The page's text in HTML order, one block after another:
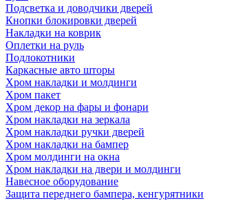
Подсветка и доводчики дверей
Кнопки блокировки дверей
Накладки на коврик
Оплетки на руль
Подлокотники
Каркасные авто шторы
Хром накладки и молдинги
Хром пакет
Хром декор на фары и фонари
Хром накладки на зеркала
Хром накладки ручки дверей
Хром накладки на бампер
Хром молдинги на окна
Хром накладки на двери и молдинги
Навесное оборудование
Защита переднего бампера, кенгурятники